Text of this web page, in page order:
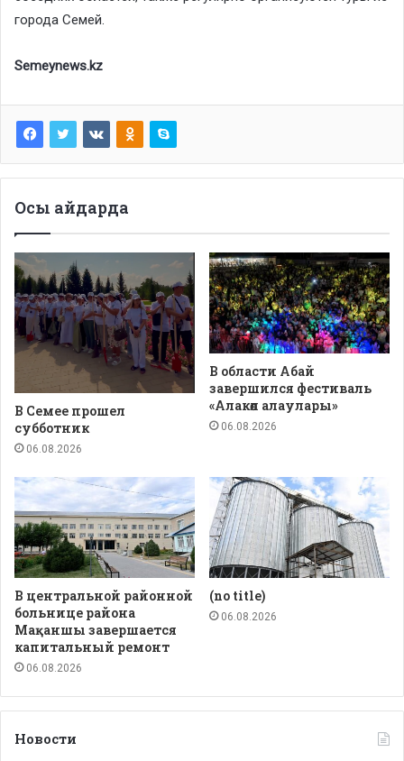
города Семей.
Semeynews.kz
Осы айдарда
В Семее прошел
субботник
06.08.2026
В области Абай
завершился фестиваль
«Алакөл алаулары»
06.08.2026
В центральной районной
больнице района
Мақаншы завершается
капитальный ремонт
06.08.2026
(no title)
06.08.2026
Новости